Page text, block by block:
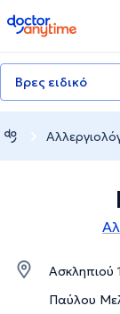
doctoranytime
Βρες ειδικό
Ασκληπιού
Παύλου